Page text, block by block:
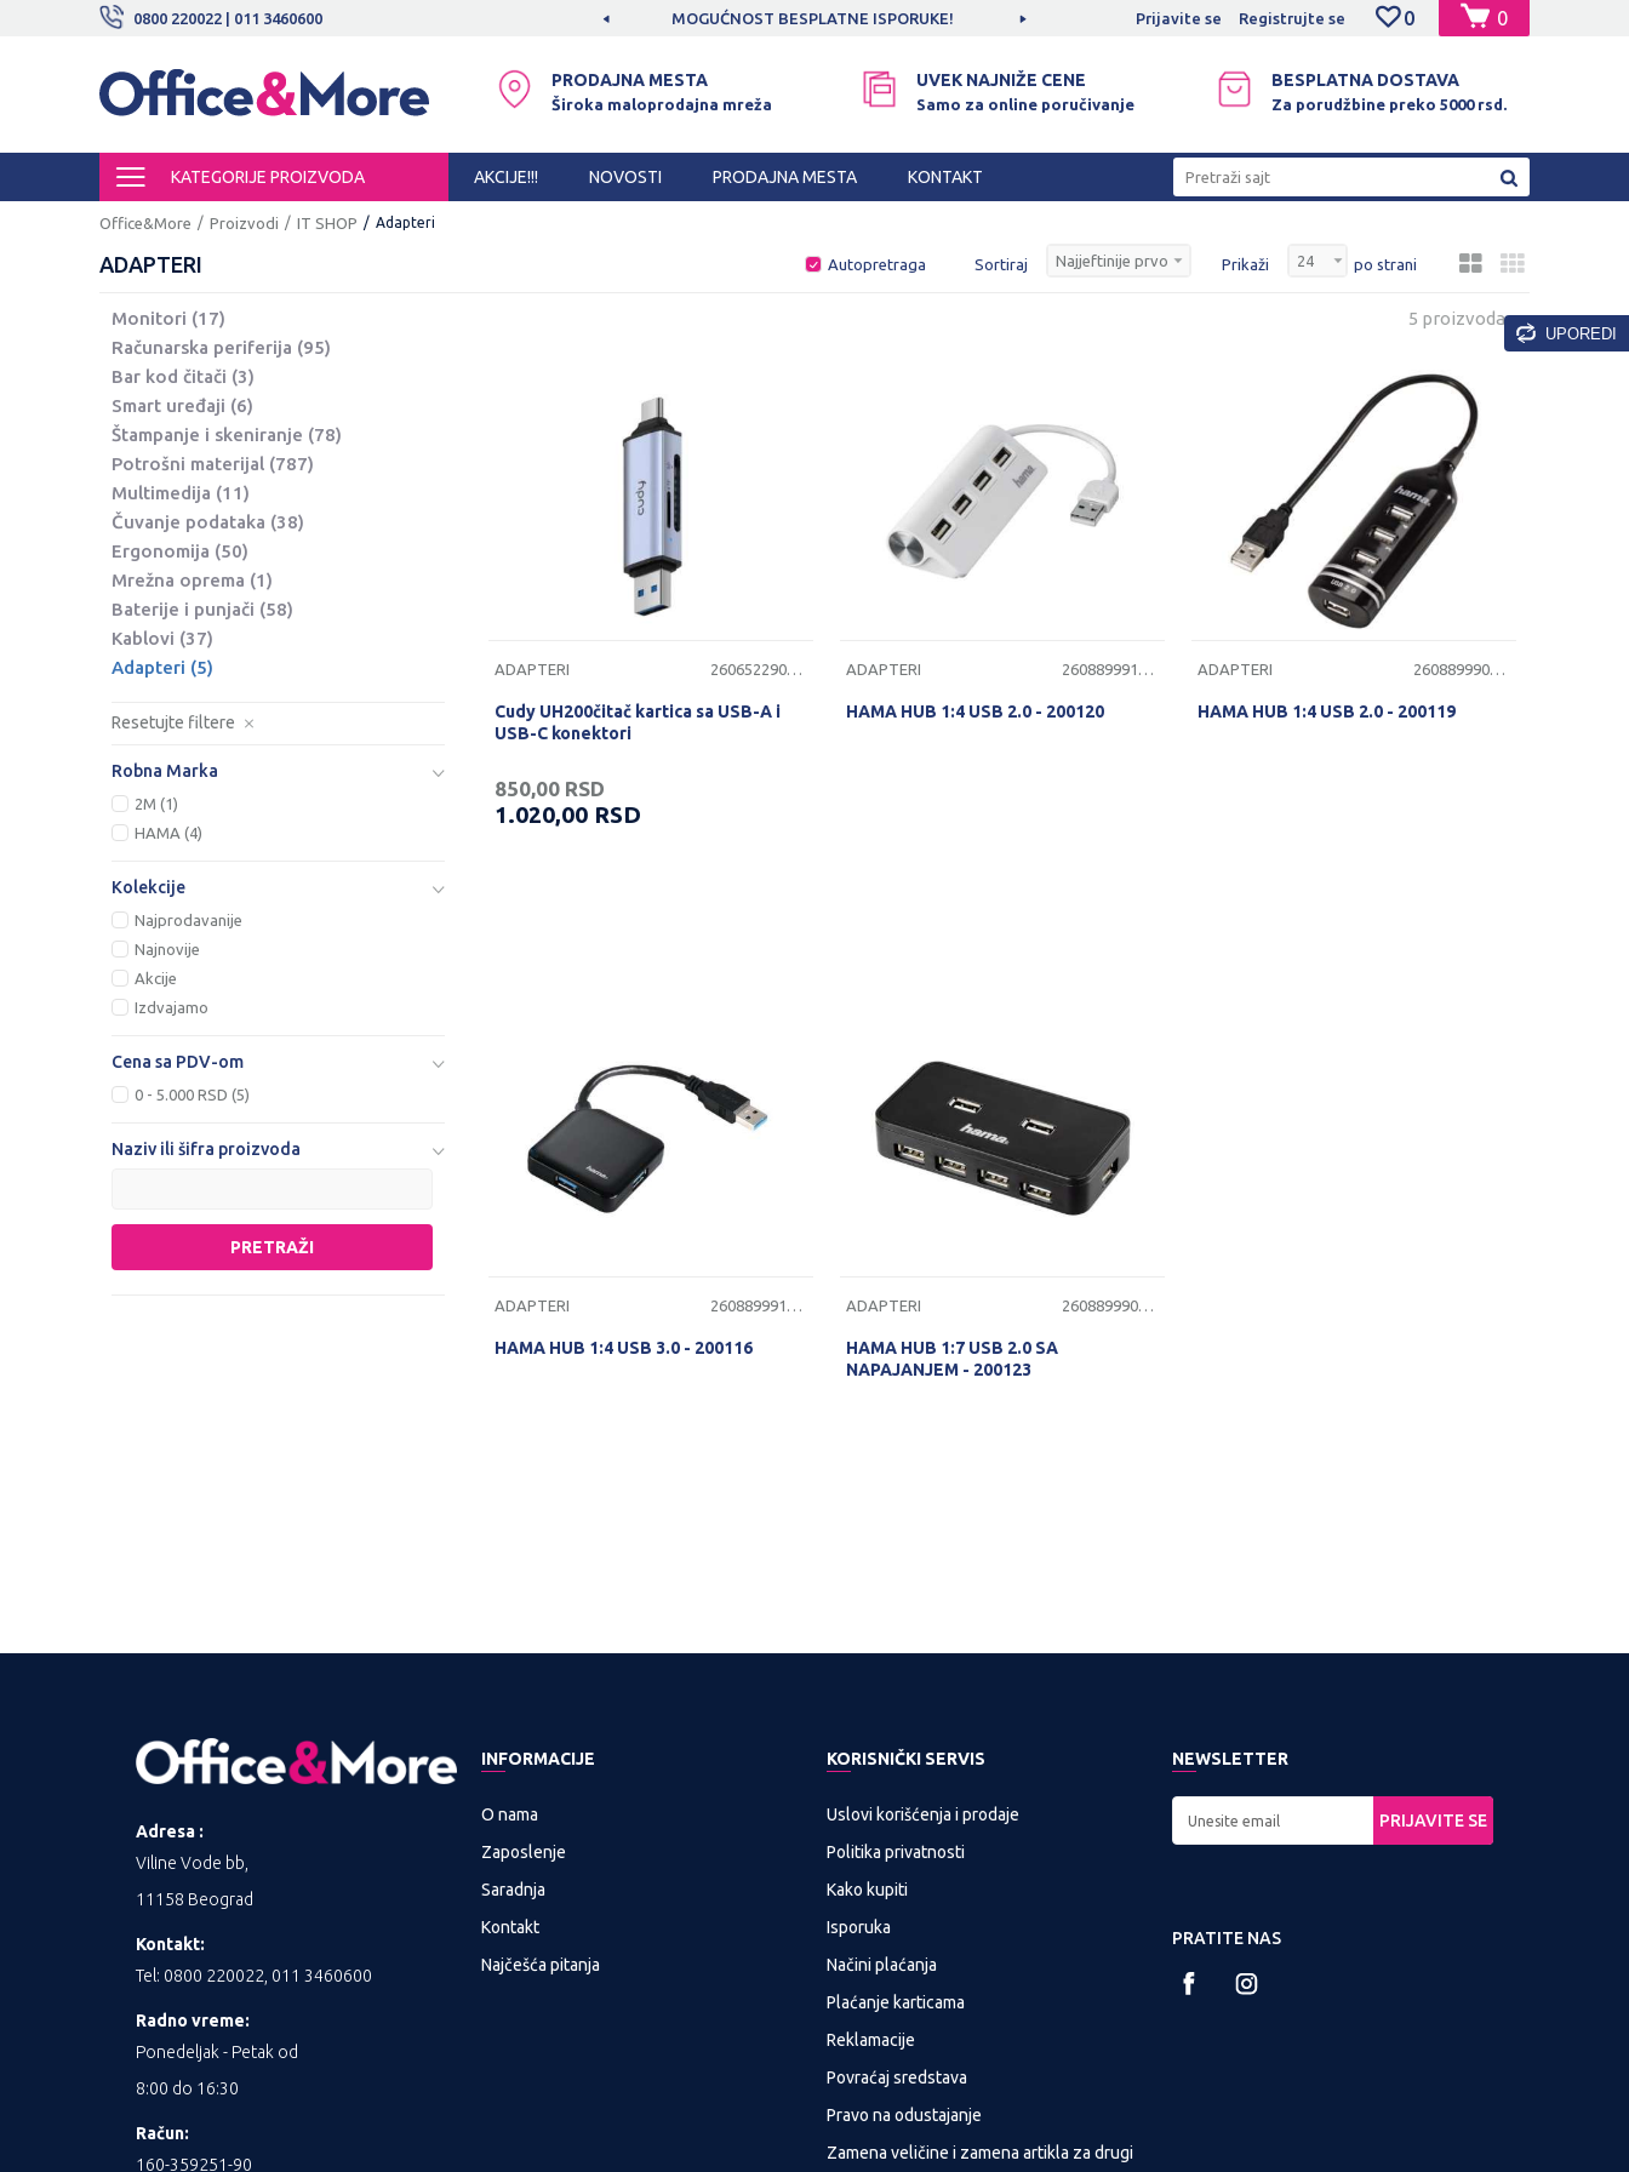
0800 220022 | 011 3460600
ISPORUKE! SIGURNO PLAĆANJE PLATNIM KARTICAMA! MOGUĆNOST BESPLATNE ISPORUKE! SIGURNO PLAĆANJE PLATNIM KARTICAMA! 0
0
Prijavite se Registrujte se
PRODAJNA MESTA
Široka maloprodajna mreža
UVEK NAJNIŽE CENE
Samo za online poručivanje
BESPLATNA DOSTAVA
Za porudžbine preko 5000 rsd.
KATEGORIJE PROIZVODA AKCIJE!!! NOVOSTI PRODAJNA MESTA KONTAKT Pretraži sajt
UPOREDI
Office&More Proizvodi IT SHOP Adapteri
ADAPTERI Autopretraga Sortiraj Prikaži po strani
Monitori (17)
Računarska periferija (95)
Bar kod čitači (3)
Smart uređaji (6)
Štampanje i skeniranje (78)
Potrošni materijal (787)
Multimedija (11)
Čuvanje podataka (38)
Ergonomija (50)
Mrežna oprema (1)
Baterije i punjači (58)
Kablovi (37)
Adapteri (5)
Resetujte filtere
Robna Marka
2M (1)
HAMA (4)
Kolekcije
Najprodavanije
Najnovije
Akcije
Izdvajamo
Cena sa PDV-om
0 - 5.000 RSD (5)
Naziv ili šifra proizvoda
PRETRAŽI
5 proizvoda
ADAPTERI 2606522900121
Cudy UH200čitač kartica sa USB-A i
USB-C konektori
850,00 RSD
1.020,00 RSD
ADAPTERI 2608899912178
HAMA HUB 1:4 USB 2.0 - 200120
ADAPTERI 2608899900165
HAMA HUB 1:4 USB 2.0 - 200119
ADAPTERI 2608899912190
HAMA HUB 1:4 USB 3.0 - 200116
ADAPTERI 2608899900180
HAMA HUB 1:7 USB 2.0 SA
NAPAJANJEM - 200123
Adresa :
Viline Vode bb,
11158 Beograd
Kontakt:
Tel: 0800 220022, 011 3460600
Radno vreme:
Ponedeljak - Petak od
8:00 do 16:30
Račun:
160-359251-90
INFORMACIJE
O nama
Zaposlenje
Saradnja
Kontakt
Najčešća pitanja
KORISNIČKI SERVIS
Uslovi korišćenja i prodaje
Politika privatnosti
Kako kupiti
Isporuka
Načini plaćanja
Plaćanje karticama
Reklamacije
Povraćaj sredstava
Pravo na odustajanje
Zamena veličine i zamena artikla za drugi
NEWSLETTER
PRIJAVITE SE
PRATITE NAS